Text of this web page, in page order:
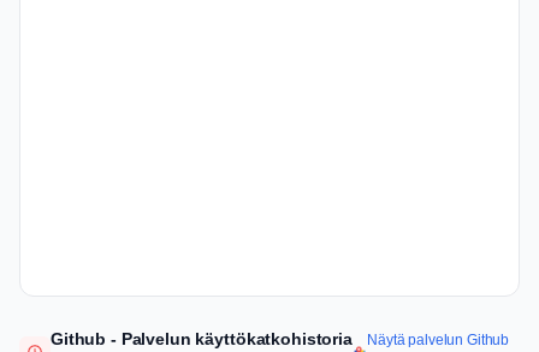
Github - Palvelun käyttökatkohistoria
Näytä palvelun Github